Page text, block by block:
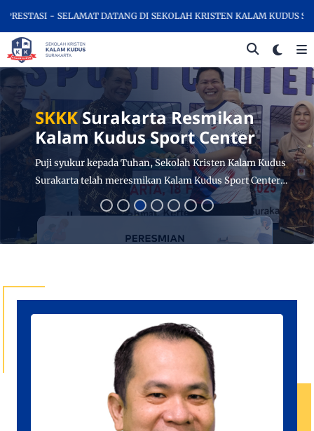
DATANG DI SEKOLAH KRISTEN KALAM KUDUS SURAKARTA,
PeresmianGedung
Laboratorium SMA Kristen
Kalam Kudus Surakarta
SKKK Surakarta menggelar acara peresmian gedung
laboratorium SMA Kristen Kalam Kudus Sukoharjo.
Kegiatan Peresmian ini diselenggarakan pada hari Jumat,
14 Februari 2025 di SMA Kristen Kalam Kudus Sukoharjo.